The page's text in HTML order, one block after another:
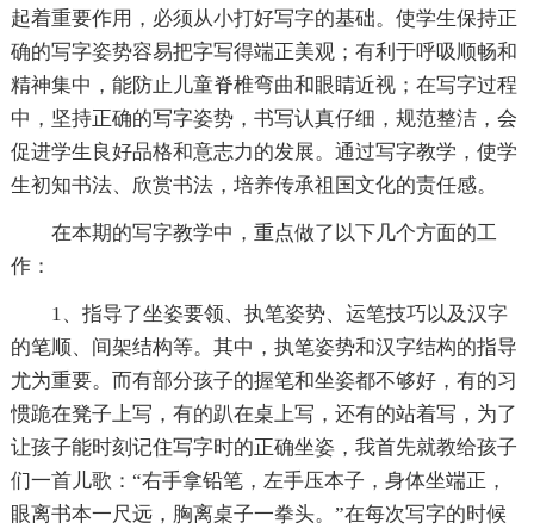
起着重要作用，必须从小打好写字的基础。使学生保持正
确的写字姿势容易把字写得端正美观；有利于呼吸顺畅和
精神集中，能防止儿童脊椎弯曲和眼睛近视；在写字过程
中，坚持正确的写字姿势，书写认真仔细，规范整洁，会
促进学生良好品格和意志力的发展。通过写字教学，使学
生初知书法、欣赏书法，培养传承祖国文化的责任感。
在本期的写字教学中，重点做了以下几个方面的工
作：
1、指导了坐姿要领、执笔姿势、运笔技巧以及汉字
的笔顺、间架结构等。其中，执笔姿势和汉字结构的指导
尤为重要。而有部分孩子的握笔和坐姿都不够好，有的习
惯跪在凳子上写，有的趴在桌上写，还有的站着写，为了
让孩子能时刻记住写字时的正确坐姿，我首先就教给孩子
们一首儿歌：“右手拿铅笔，左手压本子，身体坐端正，
眼离书本一尺远，胸离桌子一拳头。”在每次写字的时候